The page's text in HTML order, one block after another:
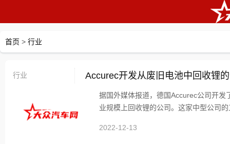
首页 > 行业
行业 Accurec开发从废旧电池中回收锂
据国外媒体报道，德国Accurec公司开
业规模上回收锂的公司。这家中型公司
2022-12-13